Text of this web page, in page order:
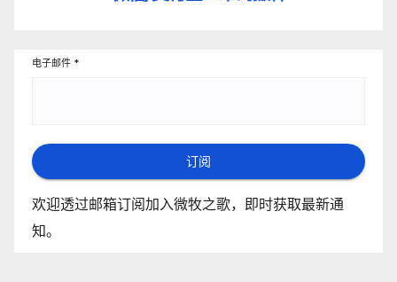
电子邮件 *
订阅
欢迎透过邮箱订阅加入微牧之歌，即时获取最新通
知。